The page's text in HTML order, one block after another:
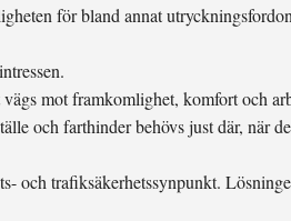
för bland annat
mot framkomlighet, komfort och
och farthinder behövs just där, när
och trafiksäkerhetssynpunkt.